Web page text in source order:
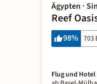
Ägypten ·
Reef
98% 703
Flug und Hotel